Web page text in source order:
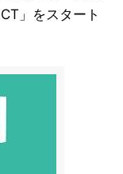
」をスタート